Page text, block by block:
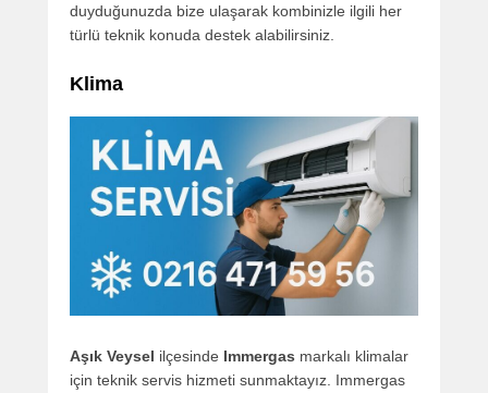
duyduğunuzda bize ulaşarak kombinizle ilgili her
türlü teknik konuda destek alabilirsiniz.
Klima
Aşık Veysel ilçesinde Immergas markalı klimalar
için teknik servis hizmeti sunmaktayız. Immergas